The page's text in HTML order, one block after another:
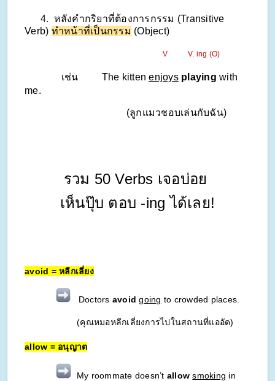
4. หลังคํากริยาที่ต้องการกรรม (Transitive
Verb) ทําหน้าที่เป็นกรรม (Object)
V V. ing (O)
เช่น The kittenenjoys playing with
me.
(ลูกแมวชอบเล่นกับฉัน)
รวม 50 Verbs เจอบ่อย
เห็นปุ๊บ ตอบ -ing ได้เลย!
avoid = หลีกเลี่ยง
Doctors avoid going to crowded places.
(คุณหมอหลีกเลี่ยงการไปในสถานที่แออัด)
allow = อนุญาต
My roommate doesn’t allow smoking in